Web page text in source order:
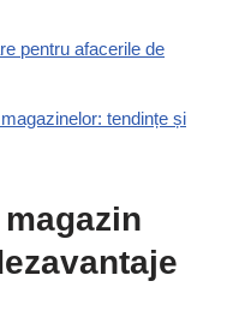
pentru afacerile de
tendințe și